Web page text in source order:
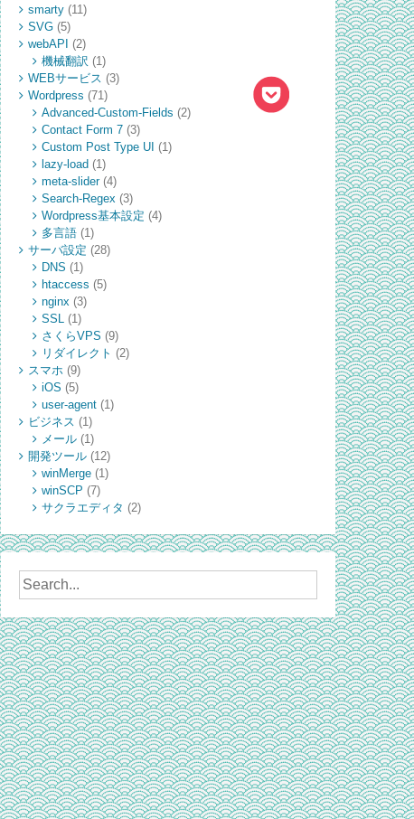
smarty(11)
SVG(5)
webAPI
(2)
機械翻訳 (1)
WEBサービス (3)
Wordpress (71)
Advanced-Custom-Fields (2)
Contact Form 7(3)
Custom Post Type UI (1)
lazy-load (1)
meta-slider(4)
Search-Regex (3)
Wordpress基本設定 (4)
多言語(1)
サーバ設定 (28)
DNS (1)
htaccess (5)
nginx (3)
SSL
(1)
さくらVPS (9)
リダイレクト (2)
スマホ (9)
iOS (5)
user-agent(1)
ビジネス (1)
メール(1)
開発ツール(12)
winMerge(1)
winSCP (7)
サクラエディタ (2)